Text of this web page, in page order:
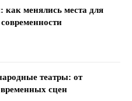
менялись места для
театры: от
сцен